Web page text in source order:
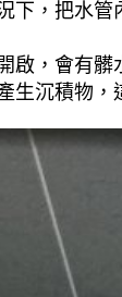
下，把水管
啟，會有
生沉積物，